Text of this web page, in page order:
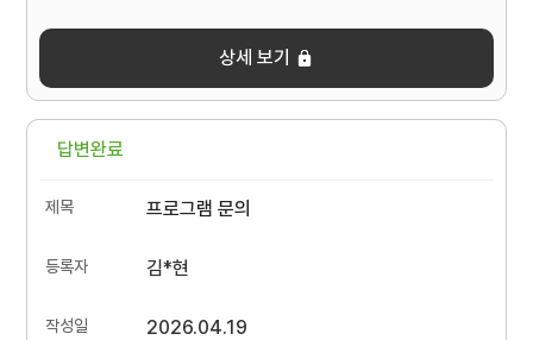
상세 보기
답변완료
프로그램 문의
김*현
2026.04.19